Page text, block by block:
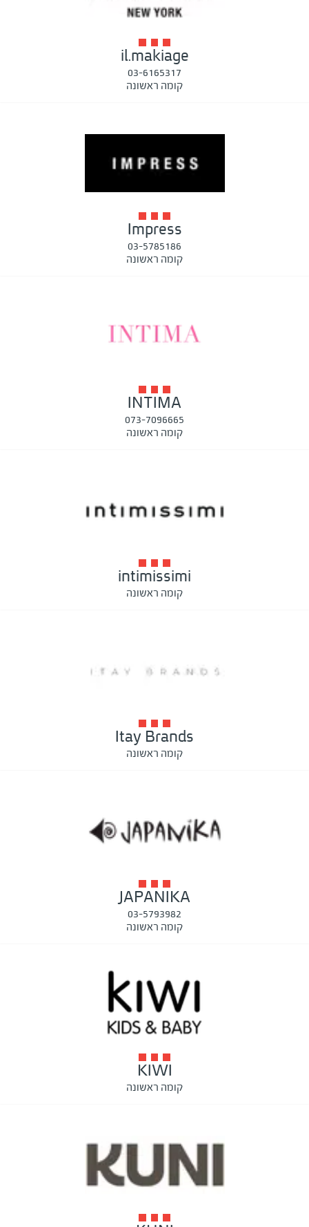
il.makiage
03-6165317
קומה ראשונה
Impress
03-5785186
קומה ראשונה
INTIMA
073-7096665
קומה ראשונה
intimissimi
קומה ראשונה
Itay Brands
קומה ראשונה
JAPANIKA
03-5793982
קומה ראשונה
KIWI
קומה ראשונה